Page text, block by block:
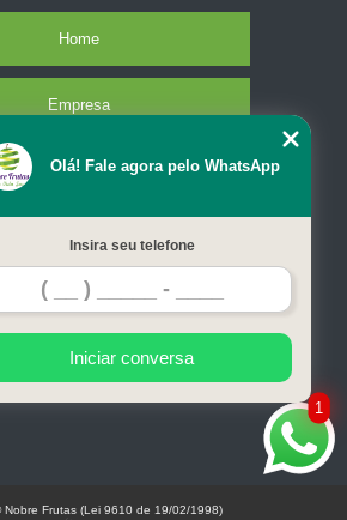
Home
Empresa
Missão
Serviços
Contato
Mapa do site
1
Olá! Fale agora pelo WhatsApp
Insira seu telefone
Iniciar conversa
Nobre Frutas (Lei 9610 de 19/02/1998)